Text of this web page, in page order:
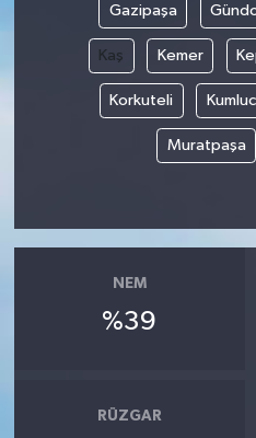
Gazipaşa
Kaş Kemer
Korkuteli
Muratpaşa
NEM
%39
RÜZGAR